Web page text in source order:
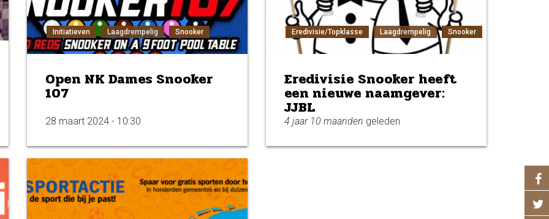
Initiatieven Laagdrempelig Snooker
Open NK Dames Snooker
107
28 maart 2024 - 10:30
Eredivisie/Topklasse Laagdrempelig Snooker
Eredivisie Snooker heeft
een nieuwe naamgever:
JJBL
4 jaar 10 maanden geleden